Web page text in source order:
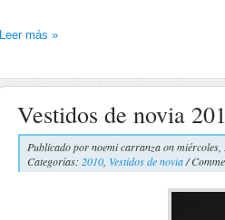
Leer más »
Vestidos de novia
Publicado pornoemi carranzaon miércoles,
Categorías: 2010 Vestidos de novia/